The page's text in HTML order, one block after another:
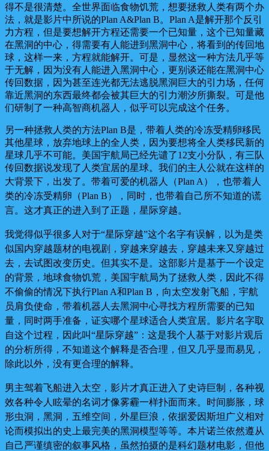
得不是很清楚。全世界面临食物饥荒，想要拯救人类有两个办
法，就是影片中所说的Plan A&Plan B。Plan A是解开那个反引
力方程，但是要想解开方程还需要一个已知量，这个已知量藏
在黑洞的中心，得需要有人能进到黑洞中心，将看到的传回地
球，这样一来，方程就能解开。可是，显然这一种方法几乎等
于无解，因为没有人能进入黑洞中心，更别谈还能在黑洞中心
传回数据，因为甚至连光都无法逃脱黑洞巨大的引力场，任何
靠近黑洞的东西最终都会被其巨大的引力潮汐所撕裂。可是他
们研制了一种高智商机器人，似乎可以完成这个任务。
另一种拯救人类的方法Plan B是，带着人类的冷冻受精卵移民
其他星球，放弃地球上的全人类，因为要想将全人类移民新的
星球几乎不可能。美国宇航局已经先谴了12支小分队，有三队
传回数据说发现了人类宜居的星球。我们的主人公就在这样的
大背景下，出发了。 带着可爱的机器人（Plan A），也带着人
类的冷冻受精卵（Plan B），同时，也带着自己所不知道的谎
言。这才真正的进入到了正题，星际穿越。
我觉得似乎很多人对于“星际穿越”这个名字有误解，以为是类
似国内穿越题材的电视剧，穿越来穿越去，穿越未来又穿越过
去，去试图改变历史。但其实不是。这部影片是基于一个设定
的背景，地球食物饥荒，美国宇航局为了拯救人类，因此不得
不偷偷的情况下执行Plan A和Plan B，向太空发射飞船，宇航
员肩负使命，带着机器人去黑洞中心寻找方程所需要的已知
量，同时两手准备，证实哪个星球适合人类宜居。影片名字取
自这个过程，因此叫“星际穿越”：这是我个人基于对影片观后
的分析所得，不知道这个解释是否合理，但又几乎显而易见，
除此以外，没有更合理的解释。
男主驾着飞船进入太空，影片才真正进入了史诗巨制，各种视
效各种令人眩晕的名词才像雾霾一样扑面而来。时间膨胀，球
形虫洞，黑洞，五维空间，外星巨浪，依据爱因斯坦广义相对
论而模拟出的史上最完美的黑洞模型等等。本片诺兰依然遵从
自己严谨缜密的叙事风格，虽然拍摄的是科幻题材电影，但他